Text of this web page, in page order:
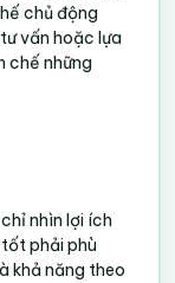
chủ động
vấn hoặc lựa
chế những
nhìn lợi ích
phải phù
khả năng theo